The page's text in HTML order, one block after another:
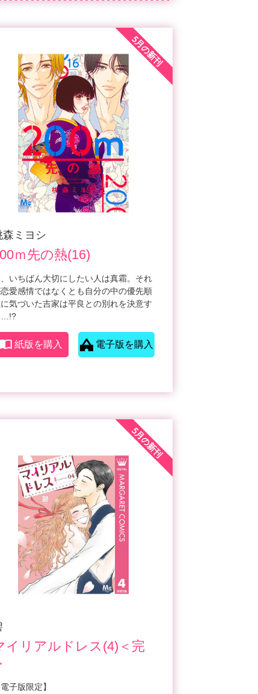
5月の新刊
森ミヨシ
ｍ先の熱(16)
いちばん大切にしたい人は真霜。それ
愛感情ではなくとも自分の中の優先順
気づいた吉家は平良との別れを決意す
…!?
紙版を購入 電子版を購入
5月の新刊
イリアルドレス(4)＜完
電子版限定】